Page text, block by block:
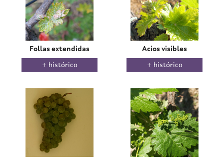
Follas extendidas
histórico
Acios visibles
histórico